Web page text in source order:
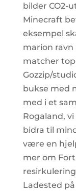
bilder CO2-
Minecraft
eksempel
marion ravn
matcher
Gozzip/
bukse med
med i et
Rogaland,
bidra til
være en
mer om
Ladested